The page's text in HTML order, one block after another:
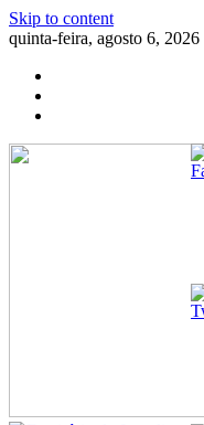
Skip to content
quinta-feira, agosto 6, 2026